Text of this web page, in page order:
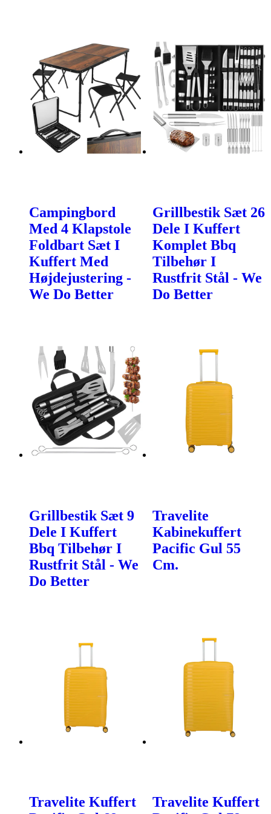
Campingbord
Med 4 Klapstole
Foldbart Sæt I
Kuffert Med
Højdejustering -
We Do Better
Grillbestik Sæt 26
Dele I Kuffert
Komplet Bbq
Tilbehør I
Rustfrit Stål - We
Do Better
Grillbestik Sæt 9
Dele I Kuffert
Bbq Tilbehør I
Rustfrit Stål - We
Do Better
Travelite
Kabinekuffert
Pacific Gul 55
Cm.
Travelite Kuffert
Travelite Kuffert